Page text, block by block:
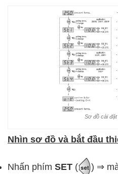
Sơ đồ cài
Nhìn sơ đồ và bắt đầu
Nhấn phím SET (
) ⇒